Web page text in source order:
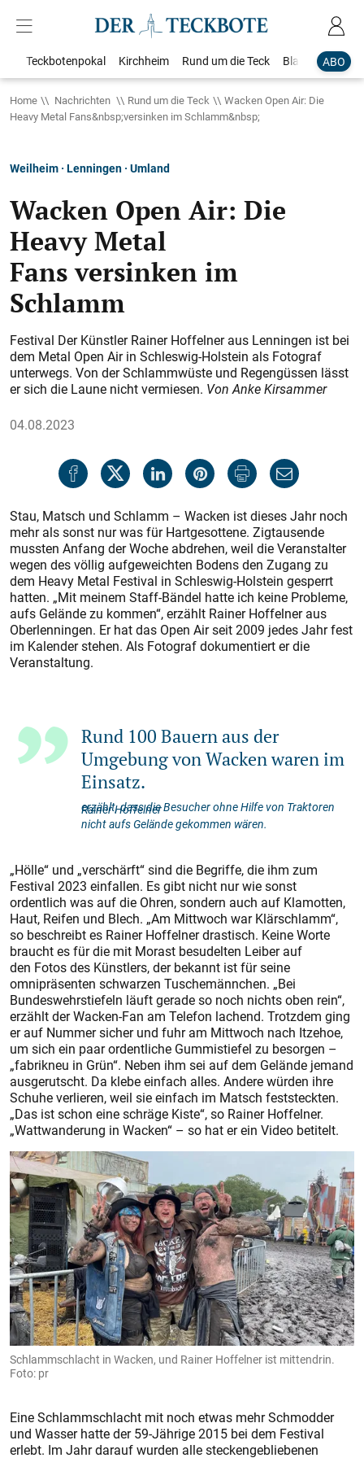
ABO
Teckbotenpokal Kirchheim Rund um die Teck Blaulicht
Home Nachrichten Rund um die Teck
Wacken Open Air: Die
Heavy Metal Fans&nbsp;versinken im Schlamm&nbsp;
Weilheim · Lenningen · Umland
Wacken Open Air: Die
Heavy Metal
Fans versinken im
Schlamm
Festival Der Künstler Rainer Hoffelner aus Lenningen ist bei
dem Metal Open Air in Schleswig-Holstein als Fotograf
unterwegs. Von der Schlammwüste und Regengüssen lässt
er sich die Laune nicht vermiesen. Von Anke Kirsammer​
04.08.2023
Stau, Matsch und Schlamm – Wacken ist dieses Jahr noch
mehr als sonst nur was für Hartgesottene. Zigtausende
mussten Anfang der Woche abdrehen, weil die Veranstalter
wegen des völlig aufgeweichten Bodens den Zugang zu
dem Heavy Metal Festival in Schleswig-Holstein gesperrt
hatten. „Mit meinem Staff-Bändel hatte ich keine Probleme,
aufs Gelände zu kommen“, erzählt Rainer Hoffelner aus
Oberlenningen. Er hat das Open Air seit 2009 jedes Jahr fest
im Kalender stehen. Als Fotograf dokumentiert er die
Veranstaltung.
Rund 100 Bauern aus der
Umgebung von Wacken waren im
Einsatz.
Rainer Hoffelner
erzählt, dass die Besucher ohne Hilfe von Traktoren
nicht aufs Gelände gekommen wären.
„Hölle“ und „verschärft“ sind die Begriffe, die ihm zum
Festival 2023 einfallen. Es gibt nicht nur wie sonst
ordentlich was auf die Ohren, sondern auch auf Klamotten,
Haut, Reifen und Blech. „Am Mittwoch war Klärschlamm“,
so beschreibt es Rainer Hoffelner drastisch. Keine Worte
braucht es für die mit Morast besudelten Leiber auf
den Fotos des Künstlers, der bekannt ist für seine
omnipräsenten schwarzen Tuschemännchen. „Bei
Bundeswehrstiefeln läuft gerade so noch nichts oben rein“,
erzählt der Wacken-Fan am Telefon lachend. Trotzdem ging
er auf Nummer sicher und fuhr am Mittwoch nach Itzehoe,
um sich ein paar ordentliche Gummistiefel zu besorgen –
„fabrikneu in Grün“. Neben ihm sei auf dem Gelände jemand
ausgerutscht. Da klebe einfach alles. Andere würden ihre
Schuhe verlieren, weil sie einfach im Matsch feststeckten.
„Das ist schon eine schräge Kiste“, so Rainer Hoffelner.
„Wattwanderung in Wacken“ – so hat er ein Video betitelt.
Schlammschlacht in Wacken, und Rainer Hoffelner ist mittendrin.
Foto: pr
Eine Schlammschlacht mit noch etwas mehr Schmodder
und Wasser hatte der 59-Jährige 2015 bei dem Festival
erlebt. Im Jahr darauf wurden alle steckengebliebenen